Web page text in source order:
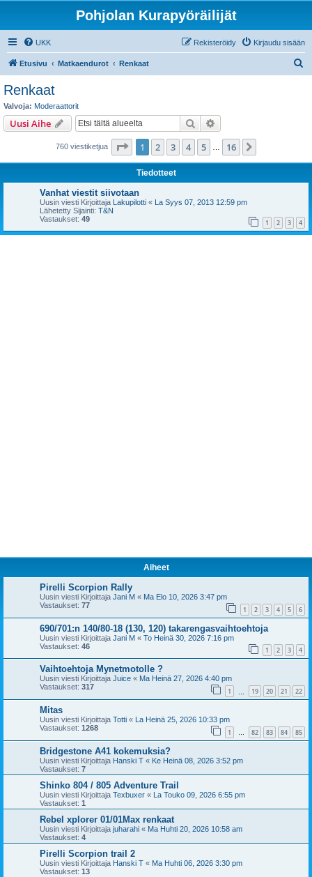
Pohjolan Kurapyöräilijät
UKK Kirjaudu sisään
Rekisteröidy
Etusivu Matkaendurot Renkaat
Renkaat
Valvoja: Moderaattorit
Uusi Aihe Etsi
760 viestiketjua Sivu /16
1 2 3 4 5 16
Tiedotteet
Vanhat viestit siivotaan
Uusin viesti Kirjoittaja Lakupilotti « La Syys 07, 2013 12:59 pm
Lähetetty Sijainti: T&N
Vastaukset: 49 1 2 3 4
Aiheet
Pirelli Scorpion Rally
Uusin viesti Kirjoittaja Jani M « Ma Elo 10, 2026 3:47 pm
Vastaukset: 77 1 2 3 4 5 6
690/701:n 140/80-18 (130, 120) takarengasvaihtoehtoja
Uusin viesti Kirjoittaja Jani M « To Heinä 30, 2026 7:16 pm
Vastaukset: 46 1 2 3 4
Vaihtoehtoja Mynetmotolle ?
Uusin viesti Kirjoittaja Juice « Ma Heinä 27, 2026 4:40 pm
Vastaukset: 317 1 19 20 21 22
Mitas
Uusin viesti Kirjoittaja Totti « La Heinä 25, 2026 10:33 pm
Vastaukset: 1268 1 … 82 83 84 85
Bridgestone A41 kokemuksia?
Uusin viesti Kirjoittaja Hanski T « Ke Heinä 08, 2026 3:52 pm
Vastaukset: 7
Shinko 804 / 805 Adventure Trail
Uusin viesti Kirjoittaja Texbuxer « La Touko 09, 2026 6:55 pm
Vastaukset: 1
Rebel xplorer 01/01Max renkaat
Uusin viesti Kirjoittaja juharahi « Ma Huhti 20, 2026 10:58 am
Vastaukset: 4
Pirelli Scorpion trail 2
Uusin viesti Kirjoittaja Hanski T « Ma Huhti 06, 2026 3:30 pm
Vastaukset: 13